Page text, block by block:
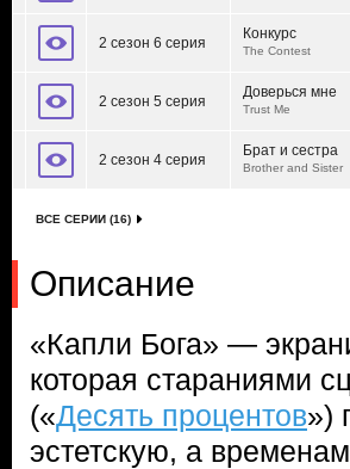
2 сезон 6 серия
Конкурс
The Contest
2 сезон 5 серия
Доверься мне
Trust Me
2 сезон 4 серия
Брат и сестра
Brother and Sister
ВСЕ СЕРИИ (16)
Описание
«Капли Бога» —
которая стараниями
(«Десять процентов»)
эстетскую, а